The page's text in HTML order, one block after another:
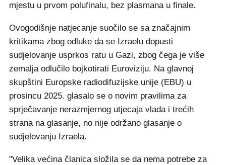
mjestu u prvom polufinalu, bez plasmana u finale.
Ovogodišnje natjecanje suočilo se sa značajnim
kritikama zbog odluke da se Izraelu dopusti
sudjelovanje usprkos ratu u Gazi, zbog čega je više
zemalja odlučilo bojkotirati Euroviziju. Na glavnoj
skupštini Europske radiodifuzijske unije (EBU) u
prosincu 2025. glasalo se o novim pravilima za
sprječavanje nerazmjernog utjecaja vlada i trećih
strana na glasanje, no nije održano glasanje o
sudjelovanju Izraela.
"Velika većina članica složila se da nema potrebe za